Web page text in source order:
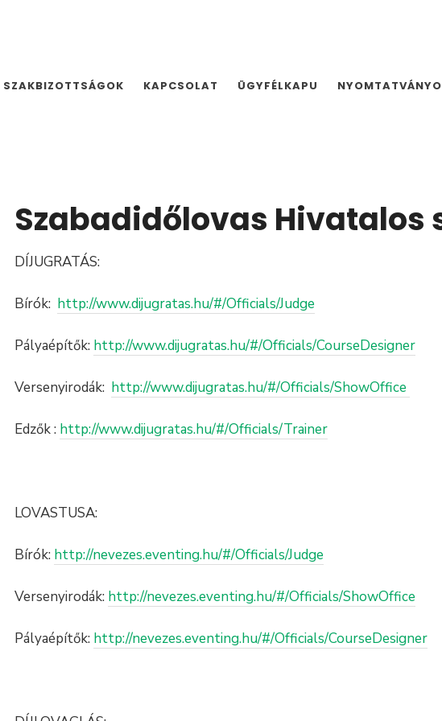
SZAKBIZOTTSÁGOK KAPCSOLAT ÜGYFÉLKAPU
Szabadidőlovas Hivatalos
DÍJUGRATÁS:
Bírók: http://www.dijugratas.hu/#/Officials/Judge
Pályaépítők: http://www.dijugratas.hu/#/Officials/CourseDesigner
Versenyirodák: http://www.dijugratas.hu/#/Officials/ShowOffice
Edzők : http://www.dijugratas.hu/#/Officials/Trainer
LOVASTUSA:
Bírók: http://nevezes.eventing.hu/#/Officials/Judge
Versenyirodák: http://nevezes.eventing.hu/#/Officials/ShowOffice
Pályaépítők: http://nevezes.eventing.hu/#/Officials/CourseDesigner